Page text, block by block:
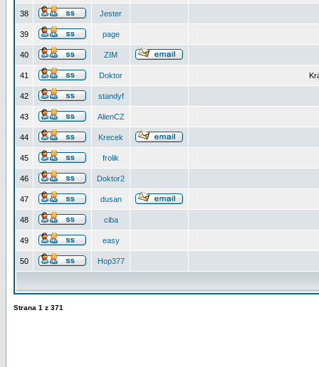
38 Jester
39 page
40 ZIM
41 Doktor
42 standyf
43 AlienCZ
44 Krecek
45 frolik
46 Doktor2
47 dusan
48 ciba
49 easy
50 Hop377
Strana 1 z 371